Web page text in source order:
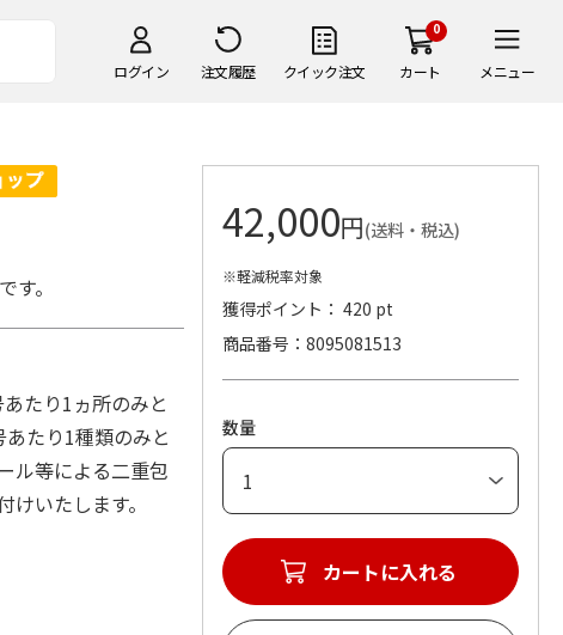
ログイン 注文履歴 クイック注文
0
カート メニュー
。
たり1ヵ所のみと
たり1種類のみと
ル等による二重包
けいたします。
42,000円(送料・税込)
※軽減税率対象
獲得ポイント： 420 pt
商品番号
8095081513
数量
カートに入れる